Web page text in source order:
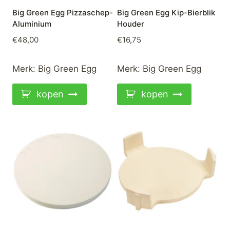
Big Green Egg Pizzaschep-
Aluminium
€48,00
Merk: Big Green Egg
kopen
Big Green Egg Kip-Bierblik
Houder
€16,75
Merk: Big Green Egg
kopen